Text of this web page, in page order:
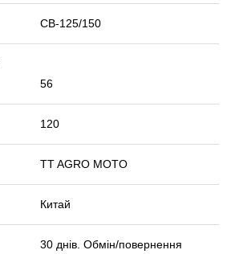
СВ-125/150
56
120
TT AGRO MOTO
Китай
30 днів. Обмін/повернення